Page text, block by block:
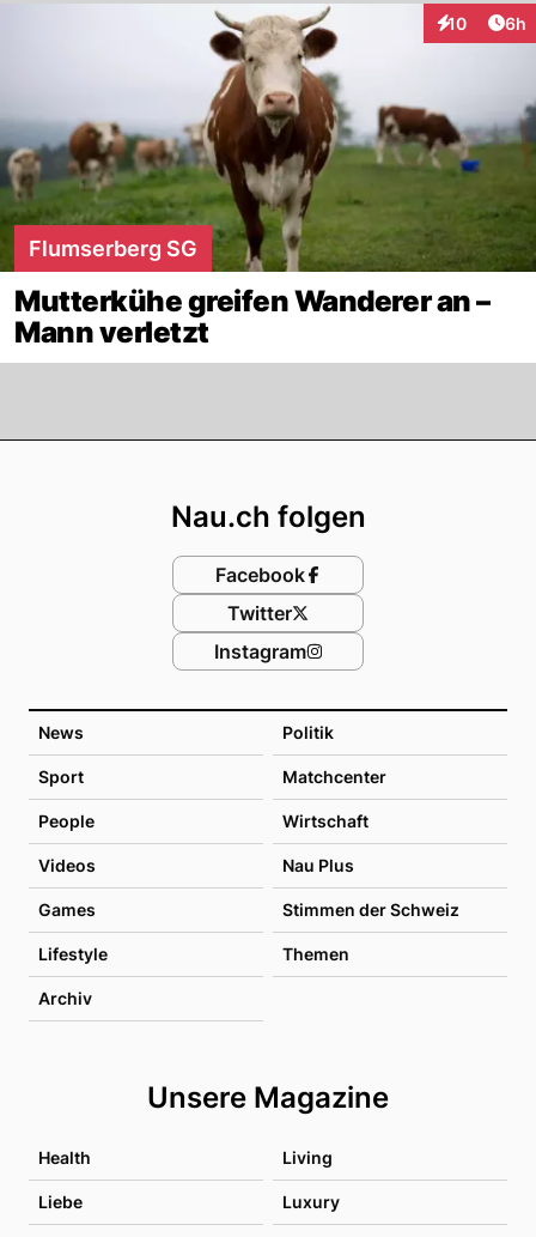
10
Interaktionen
6h
Flumserberg SG
Mutterkühe greifen Wanderer an –
Mann verletzt
News Politik
Sport Matchcenter
People Wirtschaft
Videos Nau Plus
Games Stimmen der Schweiz
Lifestyle Themen
Archiv
Unsere Magazine
Health Living
Liebe Luxury
Nau.ch folgen
Facebook
Twitter
Instagram